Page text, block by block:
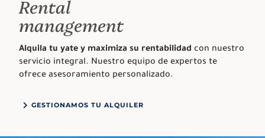
Rental
management
Alquila tu yate y maximiza su rentabilidad con nuestro
servicio integral. Nuestro equipo de expertos te
ofrece asesoramiento personalizado.
GESTIONAMOS TU ALQUILER